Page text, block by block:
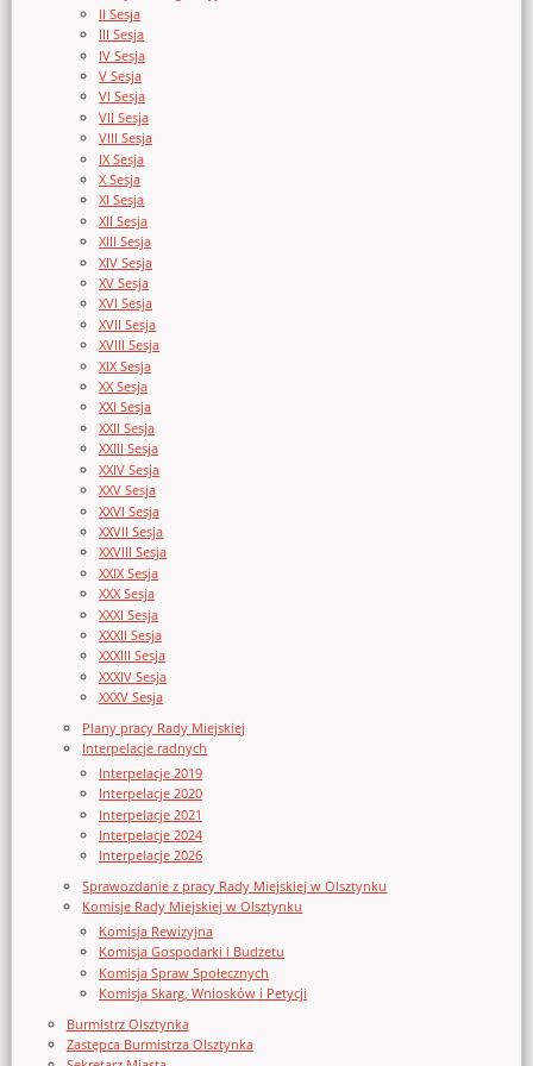
II Sesja
III Sesja
IV Sesja
V Sesja
VI Sesja
VII Sesja
VIII Sesja
IX Sesja
X Sesja
XI Sesja
XII Sesja
XIII Sesja
XIV Sesja
XV Sesja
XVI Sesja
XVII Sesja
XVIII Sesja
XIX Sesja
XX Sesja
XXI Sesja
XXII Sesja
XXIII Sesja
XXIV Sesja
XXV Sesja
XXVI Sesja
XXVII Sesja
XXVIII Sesja
XXIX Sesja
XXX Sesja
XXXI Sesja
XXXII Sesja
XXXIII Sesja
XXXIV Sesja
XXXV Sesja
Plany pracy Rady Miejskiej
Interpelacje radnych
Interpelacje 2019
Interpelacje 2020
Interpelacje 2021
Interpelacje 2024
Interpelacje 2026
Sprawozdanie z pracy Rady Miejskiej w Olsztynku
Komisje Rady Miejskiej w Olsztynku
Komisja Rewizyjna
Komisja Gospodarki i Budżetu
Komisja Spraw Społecznych
Komisja Skarg, Wniosków i Petycji
Burmistrz Olsztynka
Zastępca Burmistrza Olsztynka